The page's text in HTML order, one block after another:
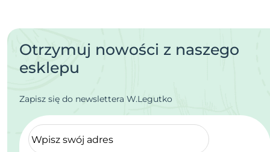
Otrzymuj nowości z naszego
esklepu
Zapisz się do newslettera W.Legutko